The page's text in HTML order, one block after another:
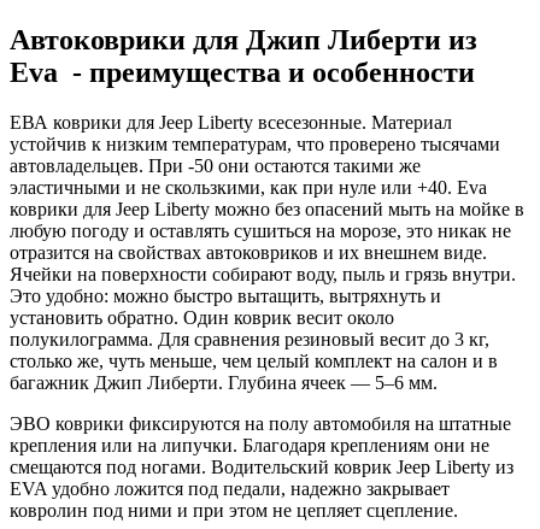
Автоковрики для Джип Либерти из
Eva - преимущества и особенности
ЕВА коврики для Jeep Liberty всесезонные. Материал
устойчив к низким температурам, что проверено тысячами
автовладельцев. При -50 они остаются такими же
эластичными и не скользкими, как при нуле или +40. Eva
коврики для Jeep Liberty можно без опасений мыть на мойке в
любую погоду и оставлять сушиться на морозе, это никак не
отразится на свойствах автоковриков и их внешнем виде.
Ячейки на поверхности собирают воду, пыль и грязь внутри.
Это удобно: можно быстро вытащить, вытряхнуть и
установить обратно. Один коврик весит около
полукилограмма. Для сравнения резиновый весит до 3 кг,
столько же, чуть меньше, чем целый комплект на салон и в
багажник Джип Либерти. Глубина ячеек — 5–6 мм.
ЭВО коврики фиксируются на полу автомобиля на штатные
крепления или на липучки. Благодаря креплениям они не
смещаются под ногами. Водительский коврик Jeep Liberty из
EVA удобно ложится под педали, надежно закрывает
ковролин под ними и при этом не цепляет сцепление.